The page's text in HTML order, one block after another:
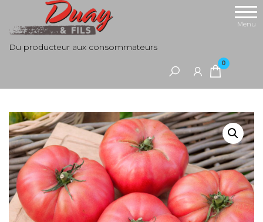
Du producteur aux consommateurs
0
Menu